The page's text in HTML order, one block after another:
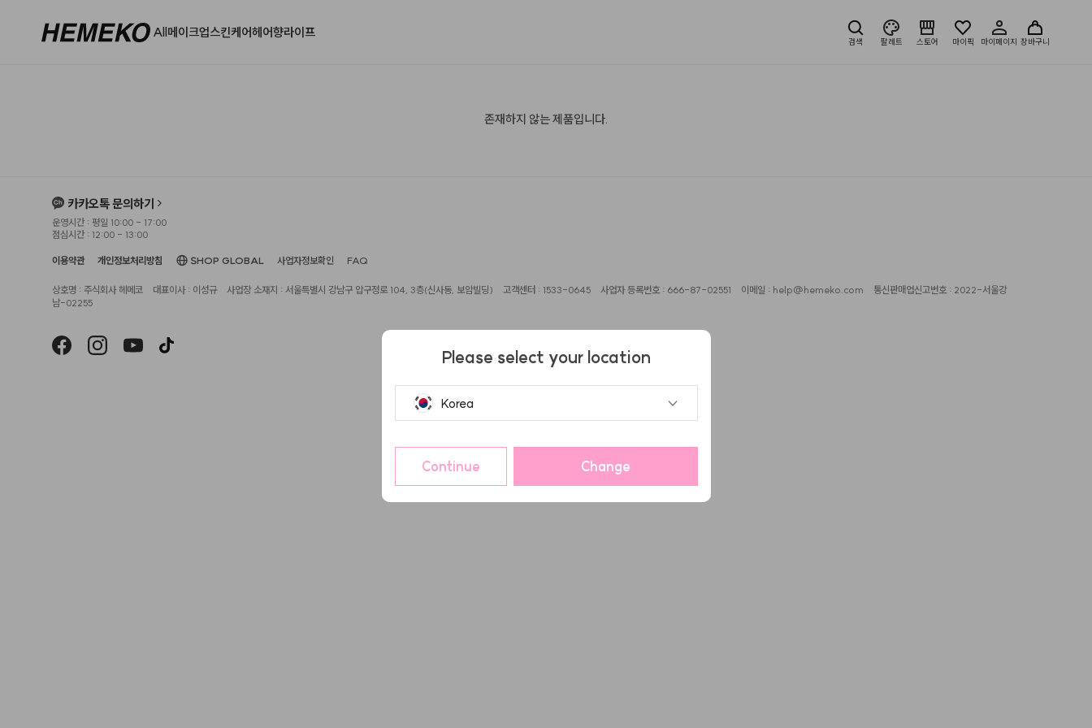
All메이크업스킨케어헤어향라이프
검색 팔레트 스토어 마이픽 마이페이지 장바구니
존재하지 않는 제품입니다.
카카오톡 문의하기
운영시간 : 평일 10:00 - 17:00
점심시간 : 12:00 - 13:00
이용약관 개인정보처리방침 SHOP GLOBAL 사업자정보확인 FAQ
상호명 : 주식회사 헤메코 대표이사 : 이성규 사업장 소재지 : 서울특별시 강남구 압구정로 104, 3층(신사동, 보암빌딩) 고객센터 : 1533-0645 사업자 등록번호 : 666-87-02551 이메일 : help@hemeko.com
통신판매업신고번호 : 2022-서울강
남-02255
Please select your location
Korea
Continue Change